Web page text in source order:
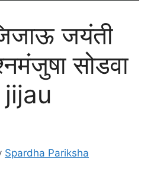
जयंती
सोडवा
Spardha Pariksha